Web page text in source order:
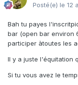
Posté(e) le 12
Bah tu payes
bar (open bar environ
participer àtoutes les
Il y a juste l'équitation
Si tu vous avez le